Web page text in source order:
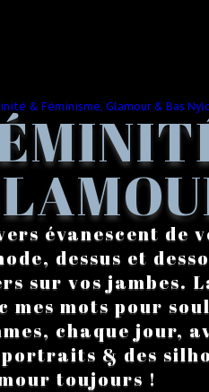
évanescent de
dessus et
sur vos jambes.
mes mots pour
chaque jour,
portraits & des
toujours !